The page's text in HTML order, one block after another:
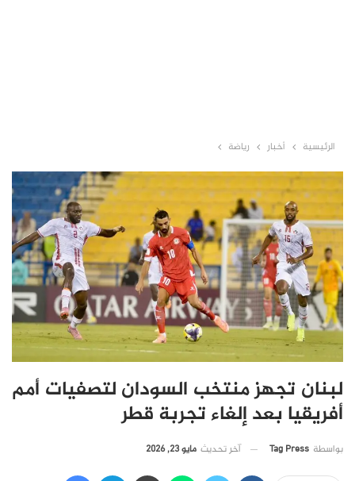
الرئيسية أخبار رياضة
لبنان تجهز منتخب السودان لتصفيات أمم
أفريقيا بعد إلغاء تجربة قطر
بواسطة Tag Press آخر تحديث مايو 23, 2026